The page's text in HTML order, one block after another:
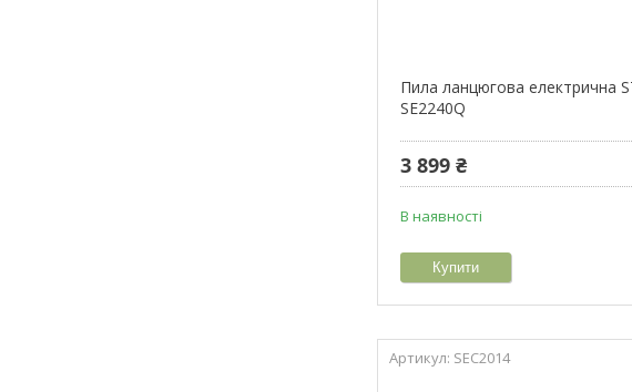
Пила ланцюгова електрична
SE2240Q
3 899 ₴
В наявності
Купити
SEC2014